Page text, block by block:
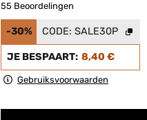
55 Beoordelingen
-30% CODE: SALE30P
JE BESPAART: 8,40 €
Gebruiksvoorwaarden